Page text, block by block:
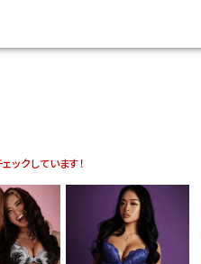
ックしています！